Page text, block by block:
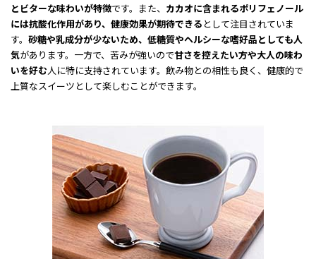
とビターな味わいが特徴です。また、 カカオに含まれるポリフェノール
には抗酸化作用があり、健康効果が期待できる として注目されていま
す。 砂糖や乳成分が少ないため、低糖質やヘルシーな嗜好品としても人
気があります。一方で、苦みが強いので甘さを控えたい方や大人の味わ
いを好む人に特に支持されています。飲み物との相性も良く、健康的で
上質なスイーツとして楽しむことができます。